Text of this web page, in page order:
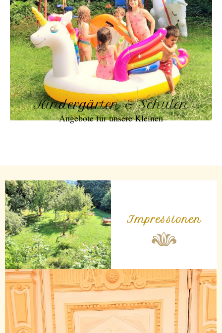
Kindergärten & Schulen
Angebote für unsere Kleinen
Impressionen